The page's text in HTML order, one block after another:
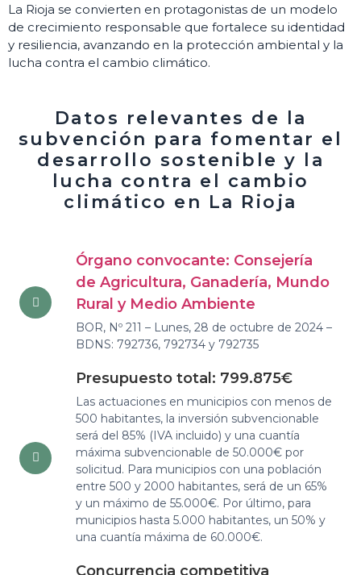
La Rioja se convierten en protagonistas de un modelo
de crecimiento responsable que fortalece su identidad
y resiliencia, avanzando en la protección ambiental y la
lucha contra el cambio climático.
Datos relevantes de la
subvención para fomentar el
desarrollo sostenible y la
lucha contra el cambio
climático en La Rioja
Órgano convocante: Consejería
de Agricultura, Ganadería, Mundo
Rural y Medio Ambiente
BOR, Nº 211 – Lunes, 28 de octubre de 2024 –
BDNS: 792736, 792734 y 792735
Presupuesto total: 799.875€
Las actuaciones en municipios con menos de
500 habitantes, la inversión subvencionable
será del 85% (IVA incluido) y una cuantía
máxima subvencionable de 50.000€ por
solicitud. Para municipios con una población
entre 500 y 2000 habitantes, será de un 65%
y un máximo de 55.000€. Por último, para
municipios hasta 5.000 habitantes, un 50% y
una cuantía máxima de 60.000€.
Concurrencia competitiva